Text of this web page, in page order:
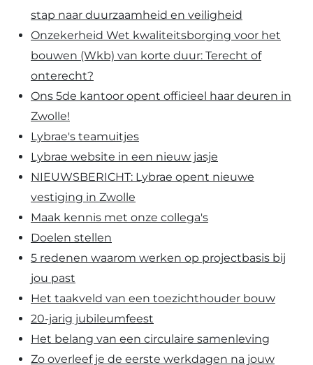
stap naar duurzaamheid en veiligheid
Onzekerheid Wet kwaliteitsborging voor het
bouwen (Wkb) van korte duur: Terecht of
onterecht?
Ons 5de kantoor opent officieel haar deuren in
Zwolle!
Lybrae's teamuitjes
Lybrae website in een nieuw jasje
NIEUWSBERICHT: Lybrae opent nieuwe
vestiging in Zwolle
Maak kennis met onze collega's
Doelen stellen
5 redenen waarom werken op projectbasis bij
jou past
Het taakveld van een toezichthouder bouw
20-jarig jubileumfeest
Het belang van een circulaire samenleving
Zo overleef je de eerste werkdagen na jouw